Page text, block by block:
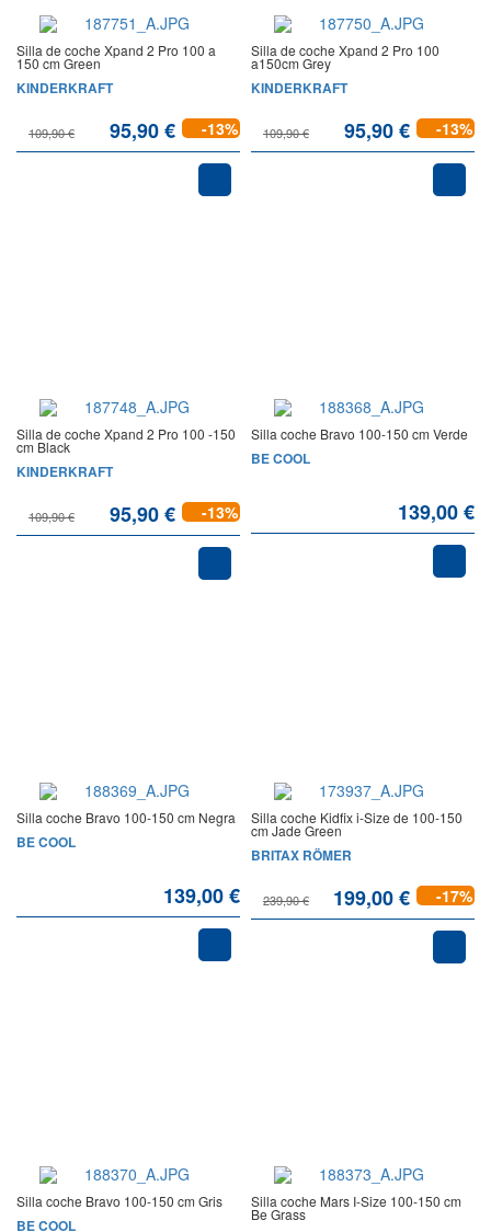
Silla de coche Xpand 2 Pro 100 a
150 cm Green
KINDERKRAFT
109,90 € 95,90 € -13%
Silla de coche Xpand 2 Pro 100
a150cm Grey
KINDERKRAFT
109,90 € 95,90 € -13%
Silla de coche Xpand 2 Pro 100 -150
cm Black
KINDERKRAFT
109,90 € 95,90 € -13%
Silla coche Bravo 100-150 cm Verde
BE COOL
139,00 €
Silla coche Bravo 100-150 cm Negra
BE COOL
139,00 €
Silla coche Kidfix i-Size de 100-150
cm Jade Green
BRITAX RÖMER
239,90 € 199,00 € -17%
Silla coche Bravo 100-150 cm Gris
BE COOL
Silla coche Mars I-Size 100-150 cm
Be Grass